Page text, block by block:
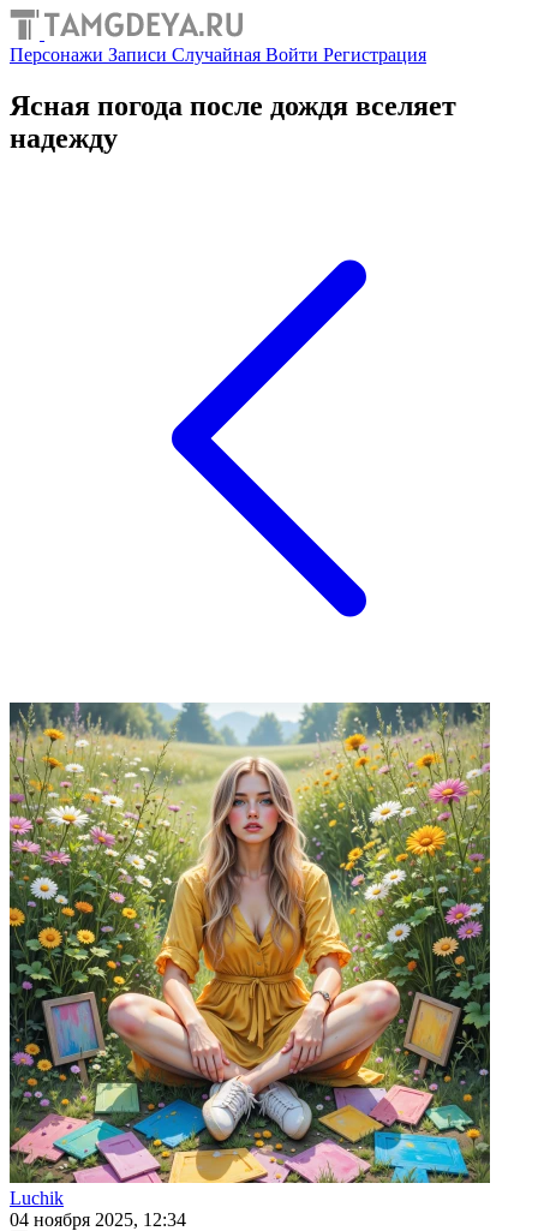
Персонажи Записи Случайная Войти Регистрация
Ясная погода после дождя вселяет
надежду
Luchik
04 ноября 2025, 12:34